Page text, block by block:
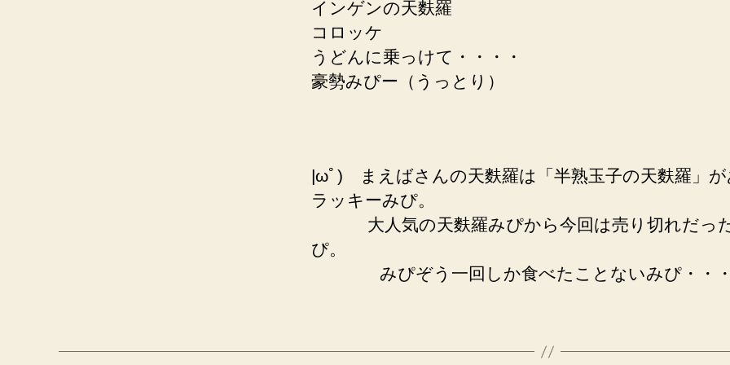
インゲンの天麩羅
コロッケ
うどんに乗っけて・・・・
豪勢みぴー（うっとり）
|ωﾟ) まえばさんの天麩羅は「半熟玉子の天麩羅」
ラッキーみぴ。
大人気の天麩羅みぴから今回は売り切れだっ
ぴ。
みぴぞう一回しか食べたことないみぴ・・・